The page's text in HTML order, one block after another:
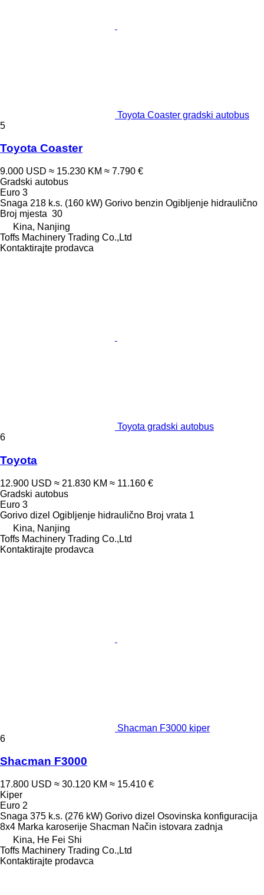
Toyota Coaster gradski autobus
5
Toyota Coaster
9.000 USD ≈ 15.230 KM ≈ 7.790 €
Gradski autobus
Euro 3
Snaga 218 k.s. (160 kW) Gorivo benzin Ogibljenje hidraulično
Broj mjesta 30
Kina, Nanjing
Toffs Machinery Trading Co.,Ltd
Kontaktirajte prodavca
Toyota gradski autobus
6
Toyota
12.900 USD ≈ 21.830 KM ≈ 11.160 €
Gradski autobus
Euro 3
Gorivo dizel Ogibljenje hidraulično Broj vrata 1
Kina, Nanjing
Toffs Machinery Trading Co.,Ltd
Kontaktirajte prodavca
Shacman F3000 kiper
6
Shacman F3000
17.800 USD ≈ 30.120 KM ≈ 15.410 €
Kiper
Euro 2
Snaga 375 k.s. (276 kW) Gorivo dizel Osovinska konfiguracija
8x4 Marka karoserije Shacman Način istovara zadnja
Kina, He Fei Shi
Toffs Machinery Trading Co.,Ltd
Kontaktirajte prodavca